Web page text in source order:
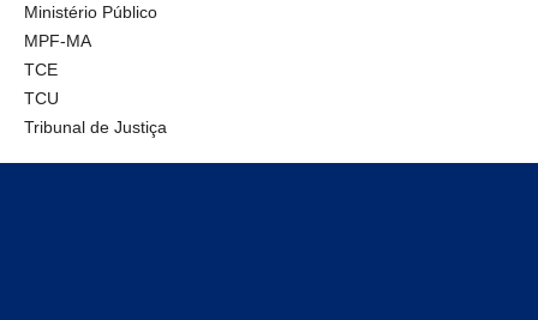
Ministério Público
MPF-MA
TCE
TCU
Tribunal de Justiça